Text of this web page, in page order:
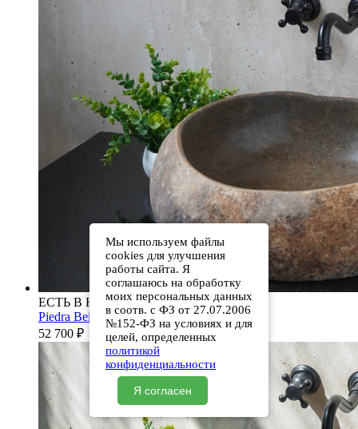
ЕСТЬ В НАЛИЧИИ
Piedra Beige S286 00501111613
52 700 ₽
Мы используем файлы
cookies для улучшения
работы сайта. Я
соглашаюсь на обработку
моих персональных данных
в соотв. с ФЗ от 27.07.2006
№152-ФЗ на условиях и для
целей, определенных
политикой
конфиденциальности
Я согласен